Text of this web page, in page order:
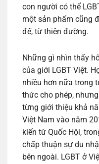
con người có thể
một sản phẩm cũng
đế, từ thiên đường.
Những gì nhìn thấy
của giới LGBT Việt.
nhiều hơn nữa trong
thức cho phép,
từng giới thiệu khả
Việt Nam vào năm
kiến từ Quốc Hội,
chấp thuận sự du
bên ngoài. LGBT ở